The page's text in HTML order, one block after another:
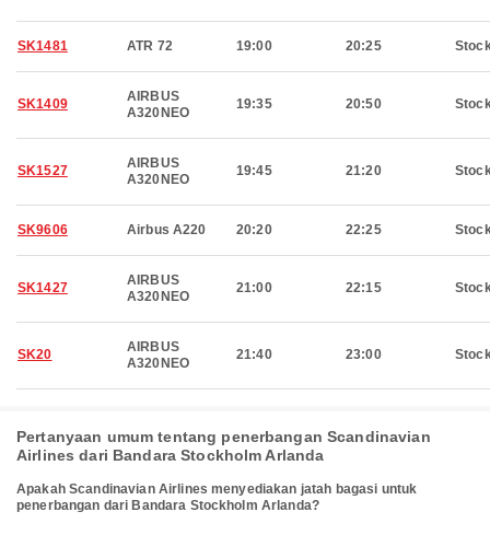
SK1481 ATR 72 19:00 20:25
SK1409
AIRBUS
A320NEO
19:35 20:50
SK1527
AIRBUS
A320NEO
19:45 21:20
SK9606 Airbus A220 20:20 22:25
SK1427
AIRBUS
A320NEO
21:00 22:15
SK20
AIRBUS
A320NEO
21:40 23:00
Pertanyaan umum tentang penerbangan Scandinavian
Airlines dari Bandara Stockholm Arlanda
Apakah Scandinavian Airlines menyediakan jatah bagasi untuk
penerbangan dari Bandara Stockholm Arlanda?